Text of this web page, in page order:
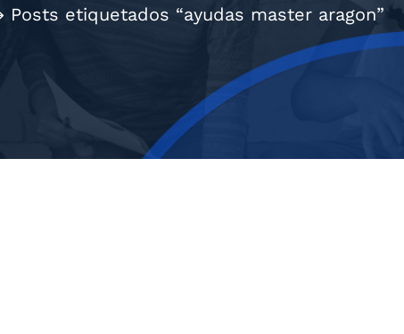
Posts etiquetados “ayudas master aragon”